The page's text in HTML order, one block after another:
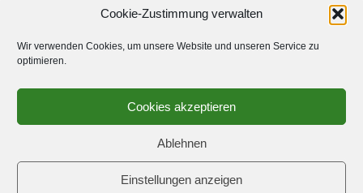
Cookie-Zustimmung verwalten
Wir verwenden Cookies, um unsere Website und unseren Service zu
optimieren.
Cookies akzeptieren
Ablehnen
Einstellungen anzeigen